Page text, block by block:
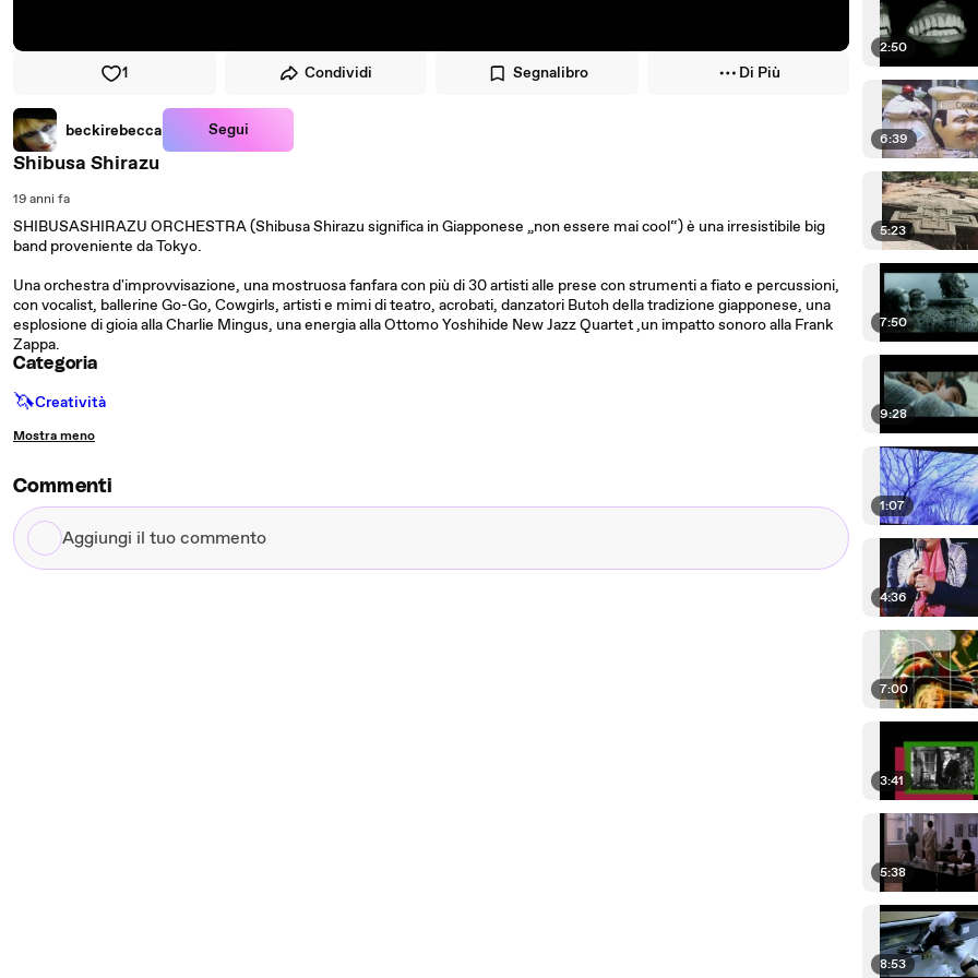
1 Condividi Segnalibro Di Più
beckirebecca Segui
Shibusa Shirazu
19 anni fa
SHIBUSASHIRAZU ORCHESTRA (Shibusa Shirazu significa in Giapponese „non essere mai cool“) è una irresistibile big
band proveniente da Tokyo.
Una orchestra d'improvvisazione, una mostruosa fanfara con più di 30 artisti alle prese con strumenti a fiato e percussioni,
con vocalist, ballerine Go-Go, Cowgirls, artisti e mimi di teatro, acrobati, danzatori Butoh della tradizione giapponese, una
esplosione di gioia alla Charlie Mingus, una energia alla Ottomo Yoshihide New Jazz Quartet ,un impatto sonoro alla Frank
Zappa.
Categoria
🦄Creatività
Mostra meno
Commenti
Aggiungi
il
2:50
6:39
5:23
7:50
9:28
1:07
4:36
7:00
3:41
5:38
8:53